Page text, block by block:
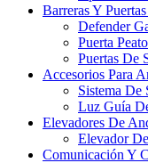
Barreras Y
Defender
Puerta
Puertas De
Accesorios Para
Sistema De
Luz Guía
Elevadores De
Elevador
Comunicación Y